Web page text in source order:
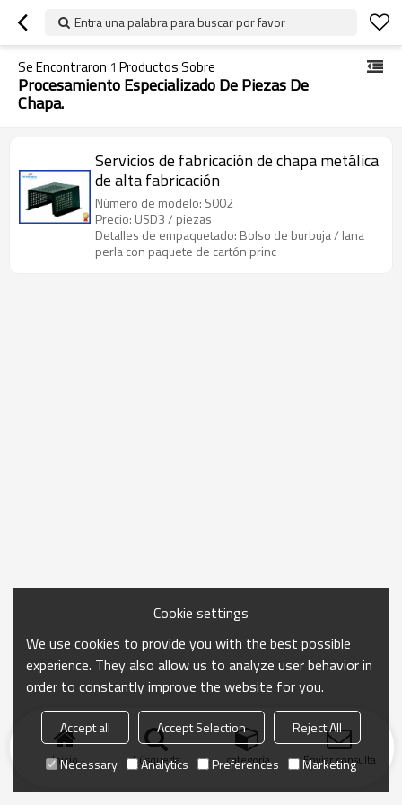
Entra una palabra para buscar por favor
Se Encontraron 1 Productos Sobre
Procesamiento Especializado De Piezas De
Chapa.
Servicios de fabricación de chapa metálica
de alta fabricación
Número de modelo: S002
Precio: USD3 / piezas
Detalles de empaquetado: Bolso de burbuja / lana
perla con paquete de cartón princ
Inicio búsqueda categoría Enviar consulta
Cookie settings
We use cookies to provide you with the best possible
experience. They also allow us to analyze user behavior in
order to constantly improve the website for you.
Accept all Accept Selection
Reject All
Necessary
Analytics Preferences Marketing